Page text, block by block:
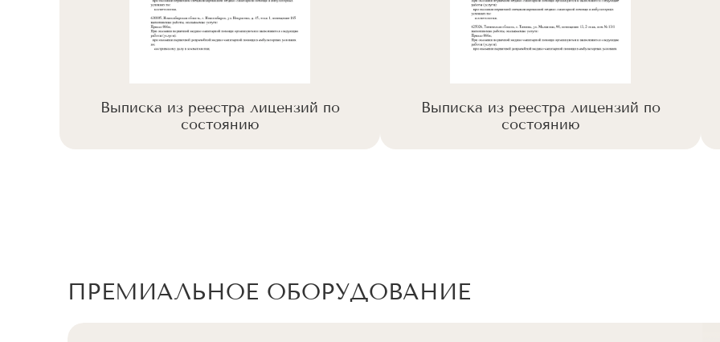
Выписка из реестра лицензий по
состоянию
Выписка из реестра лицензий по
состоянию
ПРЕМИАЛЬНОЕ ОБОРУДОВАНИЕ